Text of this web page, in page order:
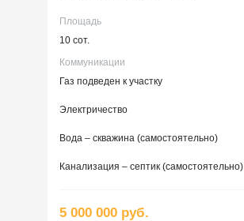
Площадь
10 сот.
Коммуникации
Газ подведен к участку
Электричество
Вода – скважина (самостоятельно)
Канализация – септик (самостоятельно)
5 000 000 руб.